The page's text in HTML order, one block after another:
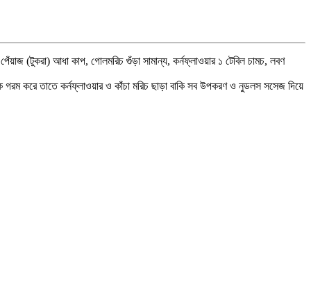
(টুকরা) আধা কাপ, গোলমরিচ গুঁড়া সামান্য, কর্নফ্লাওয়ার ১ টেবিল চামচ, লবণ
করে তাতে কর্নফ্লাওয়ার ও কাঁচা মরিচ ছাড়া বাকি সব উপকরণ ও নুডলস সসেজ দিয়ে